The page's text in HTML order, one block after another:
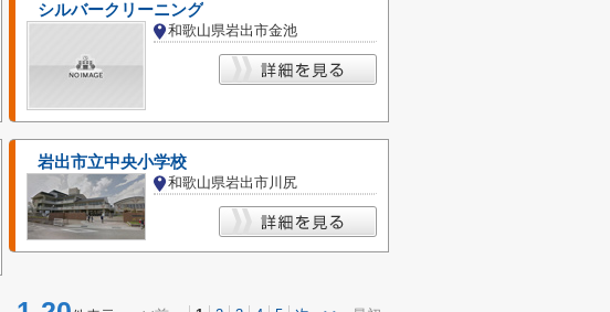
シルバークリーニング
和歌山県岩出市金池
岩出市立中央小学校
和歌山県岩出市川尻